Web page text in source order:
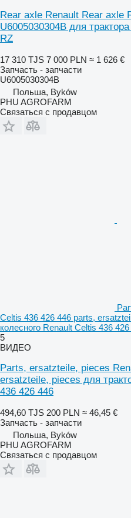
Rear axle Renault Rear axle
U6005030304B для
RZ
17 310 TJS 7 000 PLN ≈ 1 626 €
Запчасть - запчасти
U6005030304B
Польша, Byków
PHU AGROFARM
Связаться с продавцом
Celtis 436 426 446 parts,
колесного Renault Celtis 436
5
ВИДЕО
Parts, ersatzteile, pieces
ersatzteile, pieces для
436 426 446
494,60 TJS 200 PLN ≈ 46,45 €
Запчасть - запчасти
Польша, Byków
PHU AGROFARM
Связаться с продавцом